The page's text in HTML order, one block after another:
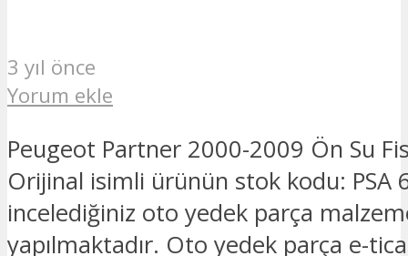
3 yıl önce
Yorum ekle
Peugeot Partner 2000-2009 Ön Su
Orijinal isimli ürünün stok kodu: PSA
incelediğiniz oto yedek parça
yapılmaktadır. Oto yedek parça e-